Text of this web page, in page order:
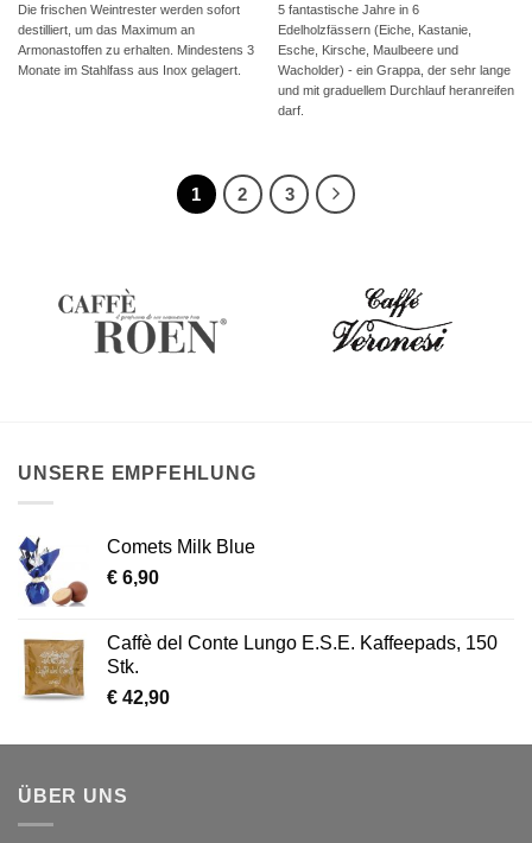
Die frischen Weintrester werden sofort
destilliert, um das Maximum an
Armonastoffen zu erhalten. Mindestens 3
Monate im Stahlfass aus Inox gelagert.
5 fantastische Jahre in 6
Edelholzfässern (Eiche, Kastanie,
Esche, Kirsche, Maulbeere und
Wacholder) - ein Grappa, der sehr lange
und mit graduellem Durchlauf heranreifen
darf.
1 2 3
UNSERE EMPFEHLUNG
Comets Milk Blue
€ 6,90
Caffè del Conte Lungo E.S.E. Kaffeepads, 150
Stk.
€ 42,90
ÜBER UNS